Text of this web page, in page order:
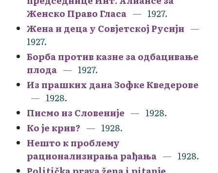
Женско Право Гласа
1927.
Жена и деца у Совјетској Русији
1927.
Борба против казне за одбацивање
плода
1927.
Из прашких дана Зофке Кведерове
1928.
Писмо из Словеније
1928.
Ко је крив?
1928.
Нешто к проблему
рационализирања рађања
1928.